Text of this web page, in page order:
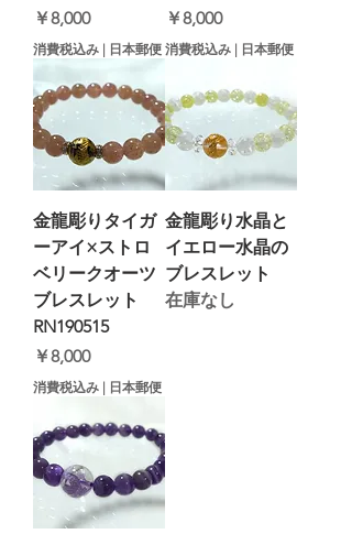
価格
￥8,000
消費税込み | 日本郵便
価格
￥8,000
消費税込み | 日本郵便
金龍彫りタイガ
ーアイ×ストロ
ベリークオーツ
ブレスレット
RN190515
価格
￥8,000
消費税込み | 日本郵便
金龍彫り水晶と
イエロー水晶の
ブレスレット
在庫なし